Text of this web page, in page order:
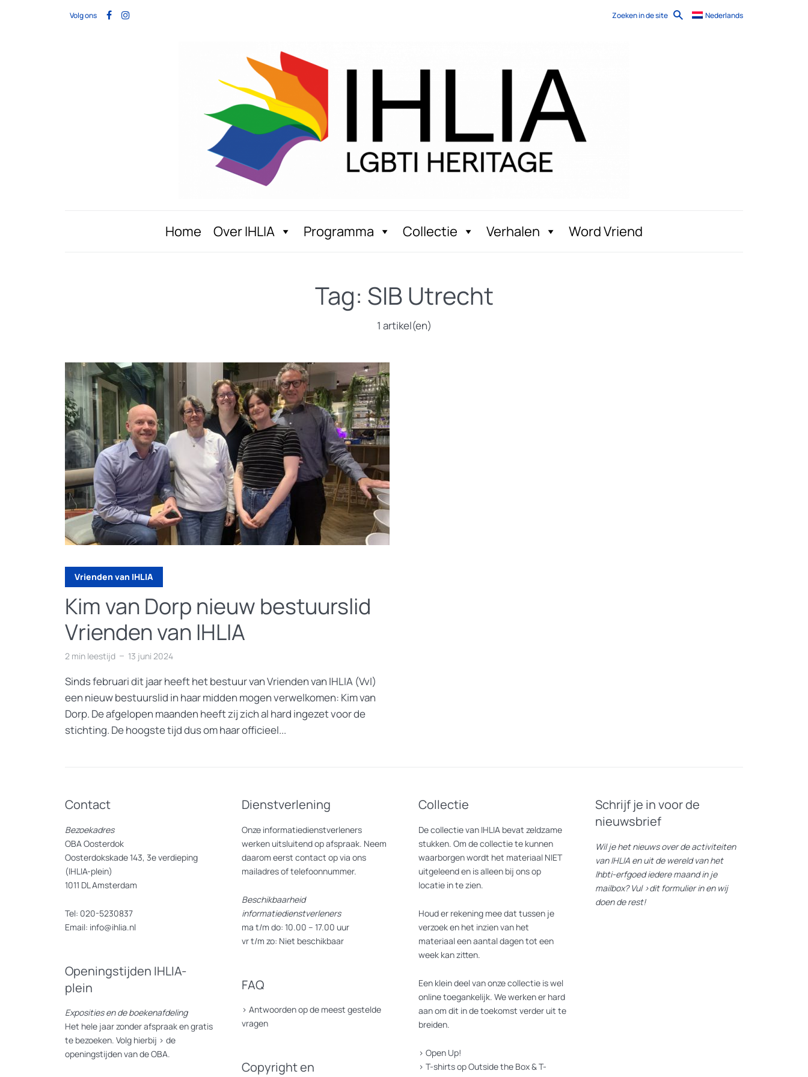
Volg ons Zoeken in de site Nederlands
Home Over IHLIA Programma Collectie Verhalen Word Vriend
Tag: SIB Utrecht
1 artikel(en)
Vrienden van IHLIA
Kim van Dorp nieuw bestuurslid
Vrienden van IHLIA
2 min leestijd 13 juni 2024
Sinds februari dit jaar heeft het bestuur van Vrienden van IHLIA (VvI)
een nieuw bestuurslid in haar midden mogen verwelkomen: Kim van
Dorp. De afgelopen maanden heeft zij zich al hard ingezet voor de
stichting. De hoogste tijd dus om haar officieel...
Contact
Bezoekadres
OBA Oosterdok
Oosterdokskade 143, 3e verdieping
(IHLIA-plein)
1011 DL Amsterdam
Tel: 020-5230837
Email: info@ihlia.nl
Openingstijden IHLIA-
plein
Exposities en de boekenafdeling
Het hele jaar zonder afspraak en gratis
te bezoeken. Volg hierbij > de
openingstijden van de OBA.
Dienstverlening
Onze informatiedienstverleners
werken uitsluitend op afspraak. Neem
daarom eerst contact op via ons
mailadres of telefoonnummer.
Beschikbaarheid
informatiedienstverleners
ma t/m do: 10.00 – 17.00 uur
vr t/m zo: Niet beschikbaar
FAQ
> Antwoorden op de meest gestelde
vragen
Copyright en
Collectie
De collectie van IHLIA bevat zeldzame
stukken. Om de collectie te kunnen
waarborgen wordt het materiaal NIET
uitgeleend en is alleen bij ons op
locatie in te zien.
Houd er rekening mee dat tussen je
verzoek en het inzien van het
materiaal een aantal dagen tot een
week kan zitten.
Een klein deel van onze collectie is wel
online toegankelijk. We werken er hard
aan om dit in de toekomst verder uit te
breiden.
> Open Up!
> T-shirts op Outside the Box&T-
Schrijf je in voor de
nieuwsbrief
Wil je het nieuws over de activiteiten
van IHLIA en uit de wereld van het
lhbti-erfgoed iedere maand in je
mailbox? Vul >dit formulierin en wij
doen de rest!